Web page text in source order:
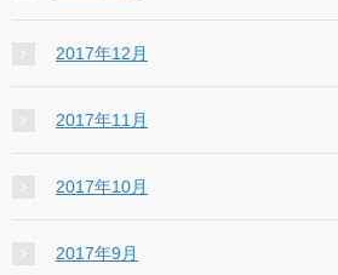
2017年12月
2017年11月
2017年10月
2017年9月